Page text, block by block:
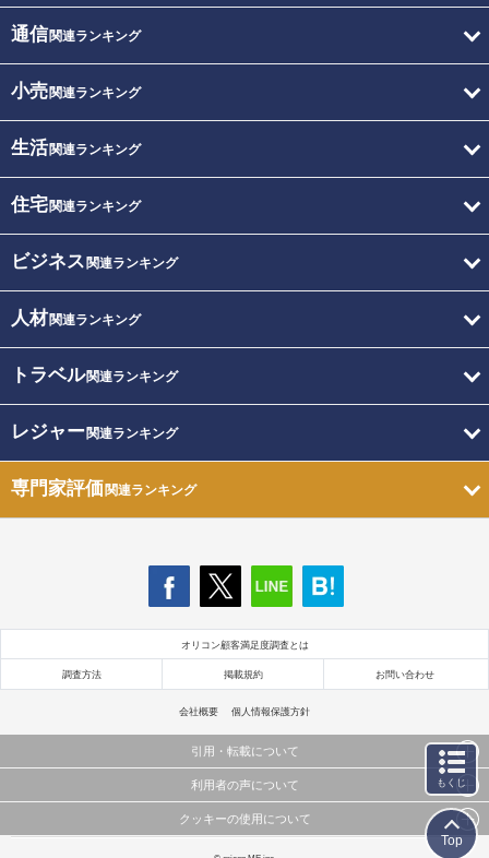
通信関連ランキング
小売関連ランキング
生活関連ランキング
住宅関連ランキング
ビジネス 関連ランキング
人材関連ランキング
トラベル関連ランキング
レジャー関連ランキング
専門家評価関連ランキング
オリコン顧客満足度調査とは
調査方法 掲載規約 お問い合わせ
会社概要 個人情報保護方針
引用・転載について
当サイトで公開されている情報（文字、写真、イラスト、画像データ等）及びこれらの配置・
これらの情報を権利者の許可なく無断転載・複製などの二次利用を行うことは固く禁じており
利用者の声について
当サイトに掲載している内容はすべてサービスの利用者が提出された見解・感想です。
クッキーの使用について
もくじ
Top